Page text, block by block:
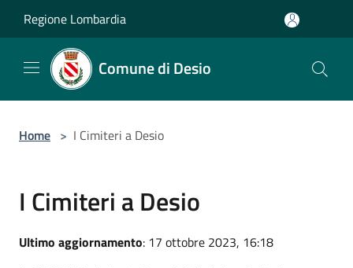
Regione Lombardia
Comune di Desio
Home > I Cimiteri a Desio
I Cimiteri a Desio
Ultimo aggiornamento: 17 ottobre 2023, 16:18